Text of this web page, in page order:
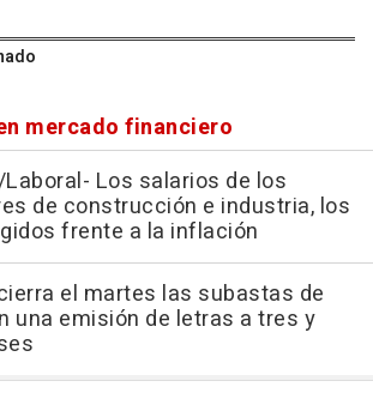
mercado financiero
Los salarios de los
de construcción e industria, los
frente a la inflación
el martes las subastas de
una emisión de letras a tres y